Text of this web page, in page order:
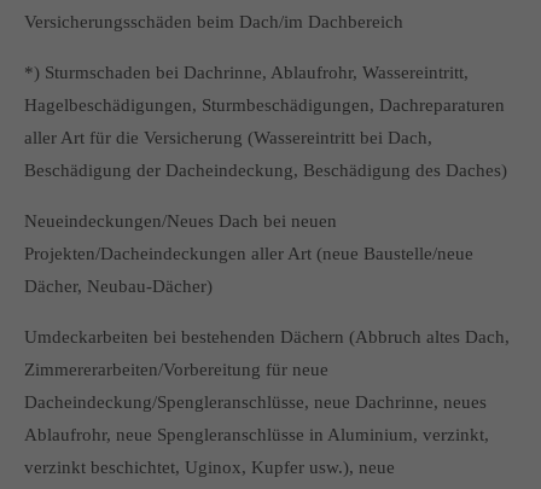
Versicherungsschäden beim Dach/im Dachbereich
*) Sturmschaden bei Dachrinne, Ablaufrohr, Wassereintritt,
Hagelbeschädigungen, Sturmbeschädigungen, Dachreparaturen
aller Art für die Versicherung (Wassereintritt bei Dach,
Beschädigung der Dacheindeckung, Beschädigung des Daches)
Neueindeckungen/Neues Dach bei neuen
Projekten/Dacheindeckungen aller Art (neue Baustelle/neue
Dächer, Neubau-Dächer)
Umdeckarbeiten bei bestehenden Dächern (Abbruch altes Dach,
Zimmererarbeiten/Vorbereitung für neue
Dacheindeckung/Spengleranschlüsse, neue Dachrinne, neues
Ablaufrohr, neue Spengleranschlüsse in Aluminium, verzinkt,
verzinkt beschichtet, Uginox, Kupfer usw.), neue